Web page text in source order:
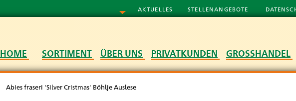
AKTUELLES STELLENANGEBOTE
HOME SORTIMENT ÜBER UNS PRIVATKUNDEN GROSSHANDEL
Abies fraseri 'Silver Cristmas' Böhlje Auslese